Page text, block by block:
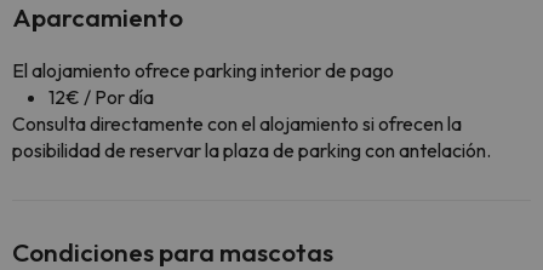
Aparcamiento
El alojamiento ofrece parking interior de pago
12€ / Por día
Consulta directamente con el alojamiento si ofrecen la
posibilidad de reservar la plaza de parking con antelación.
Condiciones para mascotas